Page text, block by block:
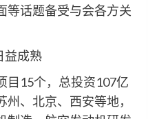
等话题备受与会各方关
益成熟
目15个，总投资107亿
、北京、西安等地，